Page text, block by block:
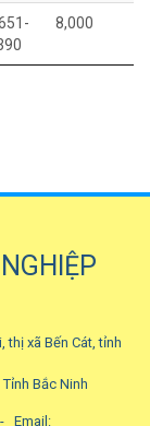
8,000
thị xã Bến Cát, tỉnh
Bắc Ninh
Email: